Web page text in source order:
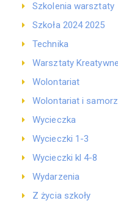
Szkolenia warsztaty
Szkoła 2024 2025
Technika
Warsztaty
Wolontariat
Wolontariat i
Wycieczka
Wycieczki 1-3
Wycieczki kl 4-8
Wydarzenia
Z życia szkoły